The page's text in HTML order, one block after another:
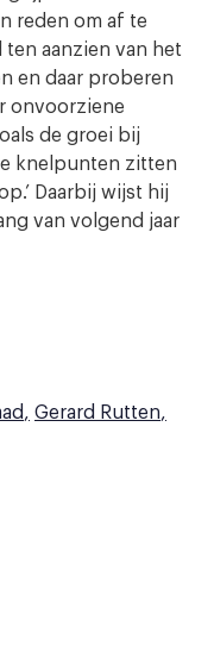
reden om af te
aanzien van het
en daar proberen
onvoorziene
de groei bij
knelpunten zitten
Daarbij wijst hij
van volgend jaar
Gerard Rutten